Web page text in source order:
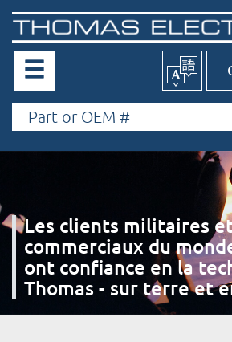
Les clients militaires
commerciaux du
ont confiance en la
Thomas - sur terre et